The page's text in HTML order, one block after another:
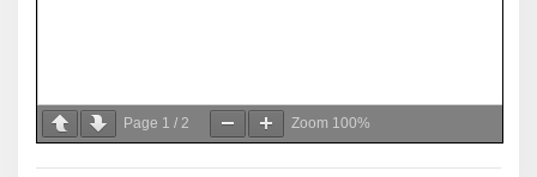
Page 1 / 2 Zoom 100%